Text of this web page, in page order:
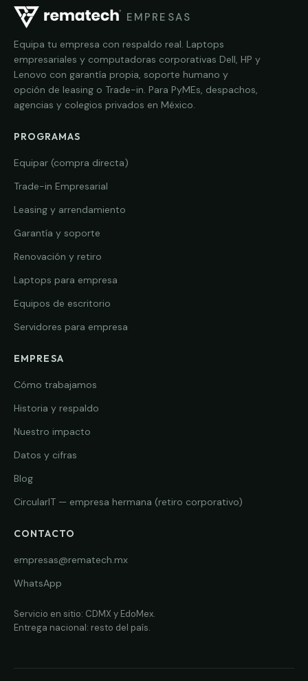
EMPRESAS
Equipa tu empresa con respaldo real. Laptops
empresariales y computadoras corporativas Dell, HP y
Lenovo con garantía propia, soporte humano y
opción de leasing o Trade-in. Para PyMEs, despachos,
agencias y colegios privados en México.
PROGRAMAS
Equipar (compra directa)
Trade-in Empresarial
Leasing y arrendamiento
Garantía y soporte
Renovación y retiro
Laptops para empresa
Equipos de escritorio
Servidores para empresa
EMPRESA
Cómo trabajamos
Historia y respaldo
Nuestro impacto
Datos y cifras
Blog
CircularIT — empresa hermana (retiro corporativo)
CONTACTO
empresas@rematech.mx
WhatsApp
Servicio en sitio: CDMX y EdoMex.
Entrega nacional: resto del país.